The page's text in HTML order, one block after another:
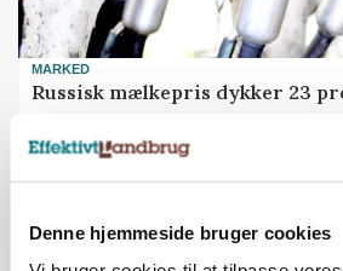
Denne hjemmeside bruger cookies
MARKED
Russisk mælkepris dykker 23